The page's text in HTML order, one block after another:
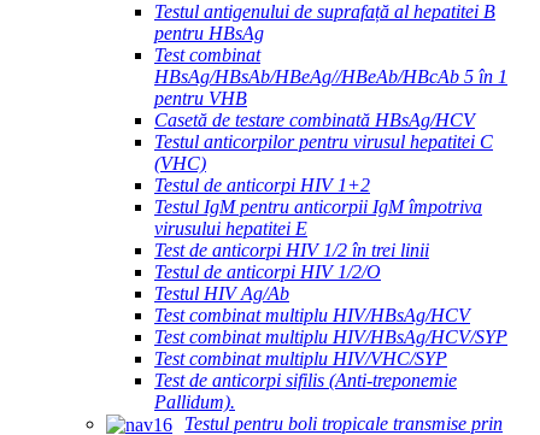
Testul antigenului de suprafață al hepatitei B
pentru HBsAg
Test combinat
HBsAg/HBsAb/HBeAg//HBeAb/HBcAb 5 în 1
pentru VHB
Casetă de testare combinată HBsAg/HCV
Testul anticorpilor pentru virusul hepatitei C
(VHC)
Testul de anticorpi HIV 1+2
Testul IgM pentru anticorpii IgM împotriva
virusului hepatitei E
Test de anticorpi HIV 1/2 în trei linii
Testul de anticorpi HIV 1/2/O
Testul HIV Ag/Ab
Test combinat multiplu HIV/HBsAg/HCV
Test combinat multiplu HIV/HBsAg/HCV/SYP
Test combinat multiplu HIV/VHC/SYP
Test de anticorpi sifilis (Anti-treponemie
Pallidum).
Testul pentru boli tropicale transmise prin